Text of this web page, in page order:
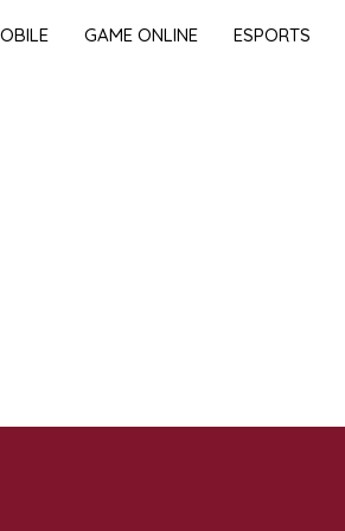
GAME ONLINE ESPORTS